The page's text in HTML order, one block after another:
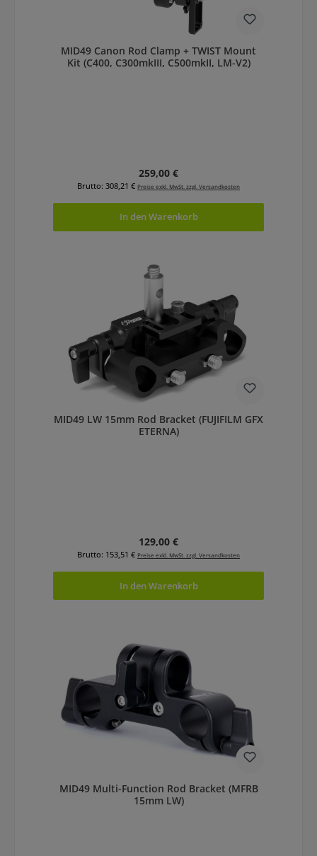
MID49 Canon Rod Clamp + TWIST Mount
Kit (C400, C300mkIII, C500mkII, LM-V2)
Regulärer Preis:
259,00 €
Brutto: 308,21 € Preise exkl. MwSt. zzgl. Versandkosten
In den Warenkorb
MID49 LW 15mm Rod Bracket (FUJIFILM GFX
ETERNA)
Regulärer Preis:
129,00 €
Brutto: 153,51 € Preise exkl. MwSt. zzgl. Versandkosten
In den Warenkorb
MID49 Multi-Function Rod Bracket (MFRB
15mm LW)